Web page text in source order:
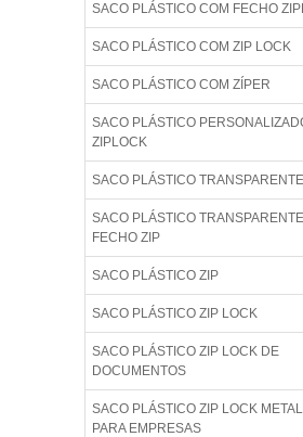
SACO PLÁSTICO COM FECHO
SACO PLÁSTICO COM ZIP LOCK
SACO PLÁSTICO COM ZÍPER
SACO PLÁSTICO
ZIPLOCK
SACO PLÁSTICO TRANSPARENTE
SACO PLÁSTICO
FECHO ZIP
SACO PLÁSTICO ZIP
SACO PLÁSTICO ZIP LOCK
SACO PLÁSTICO ZIP LOCK DE
DOCUMENTOS
SACO PLÁSTICO ZIP LOCK
PARA EMPRESAS